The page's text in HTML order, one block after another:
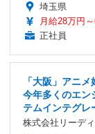
埼玉県
月給28万円
正社員
「大阪」アニ
今年多くのエン
テムインテグレ
株式会社リーディ